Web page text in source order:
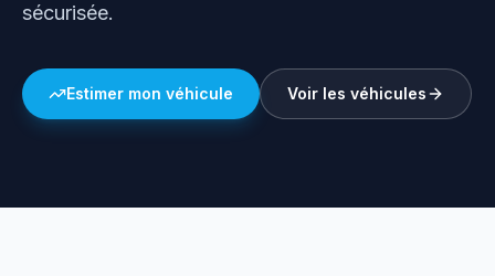
sécurisée.
Estimer mon véhicule Voir les véhicules